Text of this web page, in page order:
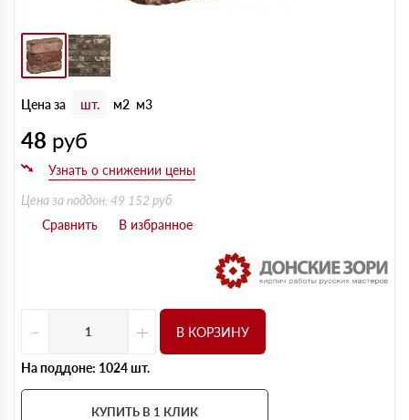
Цена за шт. м2 м3
48 руб
Цена за поддон: 49 152 руб
- + В КОРЗИНУ
На поддоне: 1024 шт.
КУПИТЬ В 1 КЛИК